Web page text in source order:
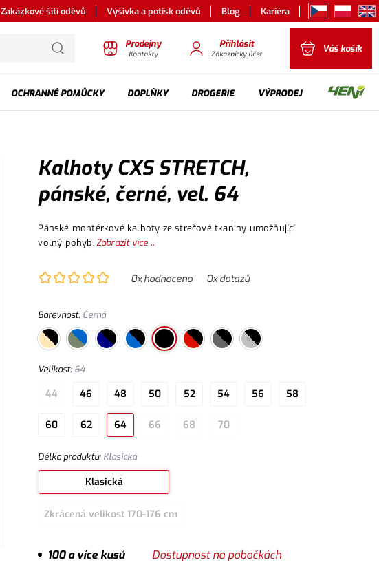
Zakázkové šití oděvů Výšivka a potisk oděvů Blog Kariéra
Prodejny
Kontakty
Přihlásit
Zákaznický účet Váš košík
OCHRANNÉ POMŮCKY DOPLŇKY DROGERIE VÝPRODEJ
Kalhoty CXS STRETCH,
pánské, černé, vel. 64
Pánské montérkové kalhoty ze strečové tkaniny umožňující
volný pohyb.Zobrazit více...
0x hodnoceno 0x dotazů
Barevnost: Černá
Velikost: 64
44 46 48 50 52 54 56 58
60 62 64 66 68 70
Délka produktu: Klasická
Klasická
Zkrácená velikost 170-176 cm
100 a více kusů Dostupnost na pobočkách